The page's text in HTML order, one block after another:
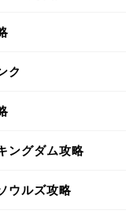
ク
ングダム攻略
ウルズ攻略